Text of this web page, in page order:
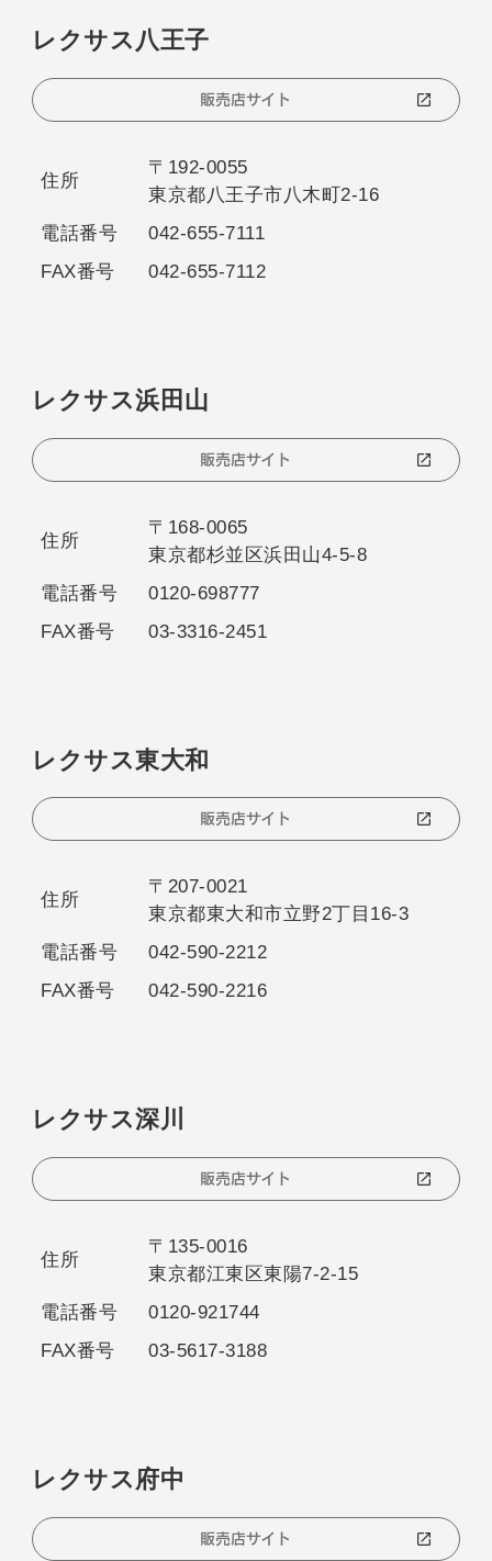
レクサス八王子
販売店サイト
住所
〒192-0055
東京都八王子市八木町2-16
電話番号 042-655-7111
FAX番号 042-655-7112
レクサス浜田山
販売店サイト
住所
〒168-0065
東京都杉並区浜田山4-5-8
電話番号 0120-698777
FAX番号 03-3316-2451
レクサス東大和
販売店サイト
住所
〒207-0021
東京都東大和市立野2丁目16-3
電話番号 042-590-2212
FAX番号 042-590-2216
レクサス深川
販売店サイト
住所
〒135-0016
東京都江東区東陽7-2-15
電話番号 0120-921744
FAX番号 03-5617-3188
レクサス府中
販売店サイト